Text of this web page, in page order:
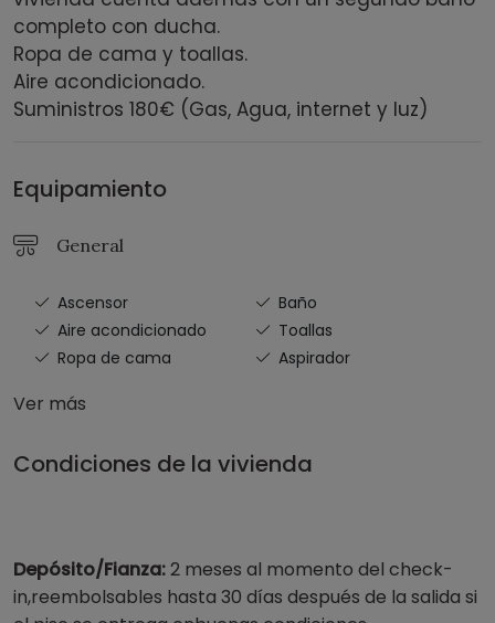
completo con ducha.
Ropa de cama y toallas.
Aire acondicionado.
Suministros 180€ (Gas, Agua, internet y luz)
Equipamiento
General
Ascensor
Aire acondicionado
Ropa de cama
Baño
Toallas
Aspirador
Ver más
Condiciones de la vivienda
Depósito/Fianza:2 meses al momento del check-
in,reembolsables hasta 30 días después de la salida si